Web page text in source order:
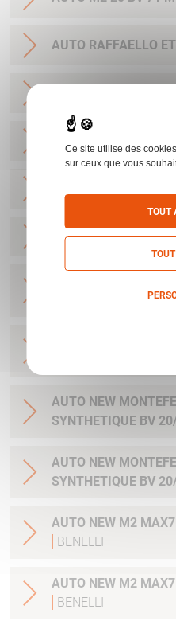
AUTO RAFFAELLO
AUTO NEW MONTEFELTRO EVOLUTION
SYNTHETIQUE BV
AUTO NEW MONTEFELTRO EVOLUTION
SYNTHETIQUE BV
AUTO NEW M2
BENELLI
AUTO NEW M2
BENELLI
Ce site utilise des
sur ceux que vous
TOUT